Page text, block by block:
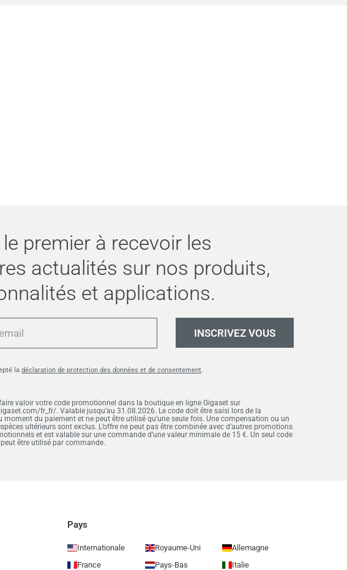
premier à recevoir les
actualités sur nos produits,
et applications.
INSCRIVEZ VOUS
la déclaration de protection des données et de consentement
valoir votre code promotionnel dans la boutique en ligne Gigaset sur
fr_fr/. Valable jusqu’au 31.08.2026. Le code doit être saisi lors de la
moment du paiement et ne peut être utilisé qu’une seule fois. Une compensation ou un
ultérieurs sont exclus. L’offre ne peut pas être combinée avec d’autres promotions
et est valable sur une commande d’une valeur minimale de 15 €. Un seul code
être utilisé par commande.
Pays
Internationale Royaume-Uni
Allemagne
France
Pays-Bas Italie